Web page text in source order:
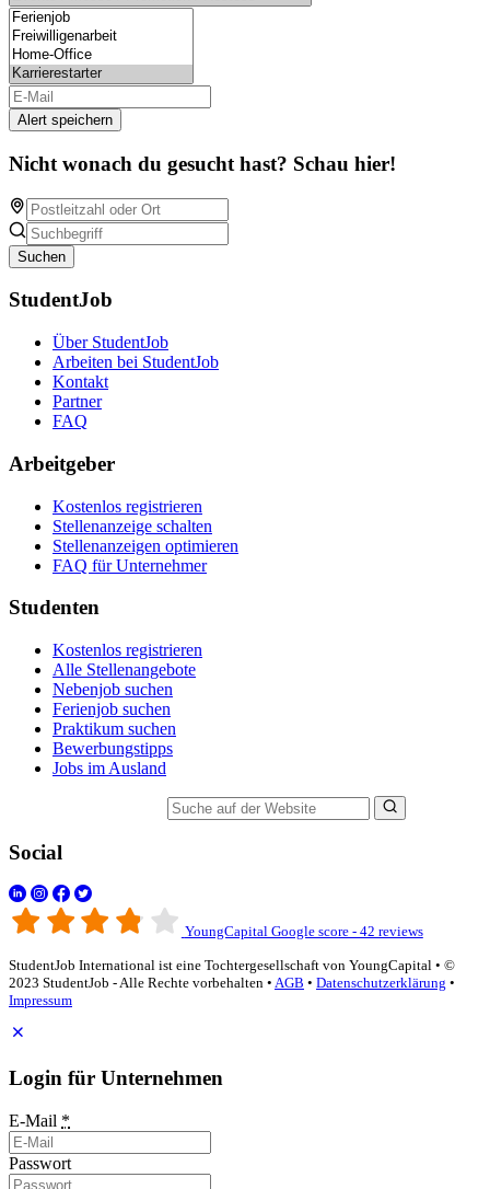
Alert speichern
Nicht wonach du gesucht hast? Schau hier!
Suchen
StudentJob
Über StudentJob
Arbeiten bei StudentJob
Kontakt
Partner
FAQ
Arbeitgeber
Kostenlos registrieren
Stellenanzeige schalten
Stellenanzeigen optimieren
FAQ für Unternehmer
Studenten
Kostenlos registrieren
Alle Stellenangebote
Nebenjob suchen
Ferienjob suchen
Praktikum suchen
Bewerbungstipps
Jobs im Ausland
Social
YoungCapital Google score - 42 reviews
StudentJob International ist eine Tochtergesellschaft von YoungCapital • ©
2023 StudentJob - Alle Rechte vorbehalten • AGB • Datenschutzerklärung •
Impressum
Login für Unternehmen
E-Mail *
Passwort